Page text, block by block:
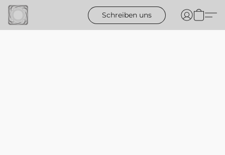
Schreiben uns